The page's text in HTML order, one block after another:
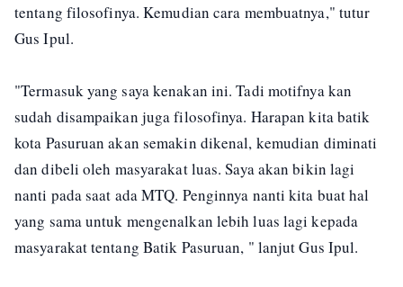
tentang filosofinya. Kemudian cara membuatnya," tutur
Gus Ipul.
"Termasuk yang saya kenakan ini. Tadi motifnya kan
sudah disampaikan juga filosofinya. Harapan kita batik
kota Pasuruan akan semakin dikenal, kemudian diminati
dan dibeli oleh masyarakat luas. Saya akan bikin lagi
nanti pada saat ada MTQ. Penginnya nanti kita buat hal
yang sama untuk mengenalkan lebih luas lagi kepada
masyarakat tentang Batik Pasuruan, " lanjut Gus Ipul.